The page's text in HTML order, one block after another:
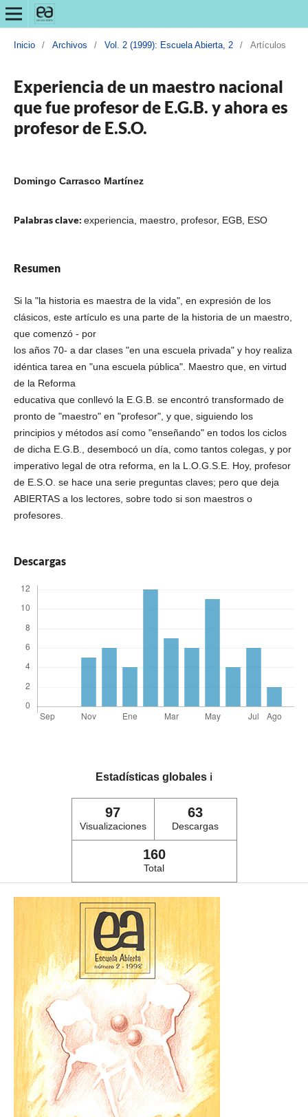
Inicio / Archivos / Vol. 2 (1999): Escuela Abierta, 2 / Artículos
Experiencia de un maestro nacional
que fue profesor de E.G.B. y ahora es
profesor de E.S.O.
Domingo Carrasco Martínez
Palabras clave: experiencia, maestro, profesor, EGB, ESO
Resumen
Si la "la historia es maestra de la vida", en expresión de los
clásicos, este artículo es una parte de la historia de un maestro,
que comenzó - por
los años 70- a dar clases "en una escuela privada" y hoy realiza
idéntica tarea en "una escuela pública". Maestro que, en virtud
de la Reforma
educativa que conllevó la E.G.B. se encontró transformado de
pronto de "maestro" en "profesor", y que, siguiendo los
principios y métodos así como "enseñando" en todos los ciclos
de dicha E.G.B., desembocó un día, como tantos colegas, y por
imperativo legal de otra reforma, en la L.O.G.S.E. Hoy, profesor
de E.S.O. se hace una serie preguntas claves; pero que deja
ABIERTAS a los lectores, sobre todo si son maestros o
profesores.
Descargas
Estadísticas globales ℹ️
97
Visualizaciones
63
Descargas
160
Total